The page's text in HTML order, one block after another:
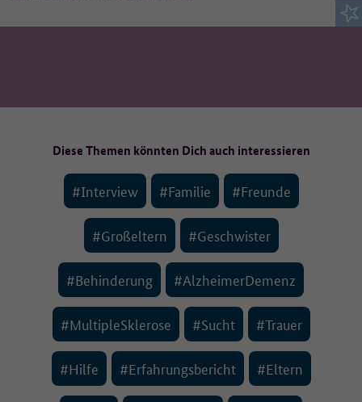
Diese Themen könnten Dich auch interessieren
#Interview #Familie #Freunde
#Großeltern #Geschwister
#Behinderung #AlzheimerDemenz
#MultipleSklerose #Sucht #Trauer
#Hilfe #Erfahrungsbericht #Eltern